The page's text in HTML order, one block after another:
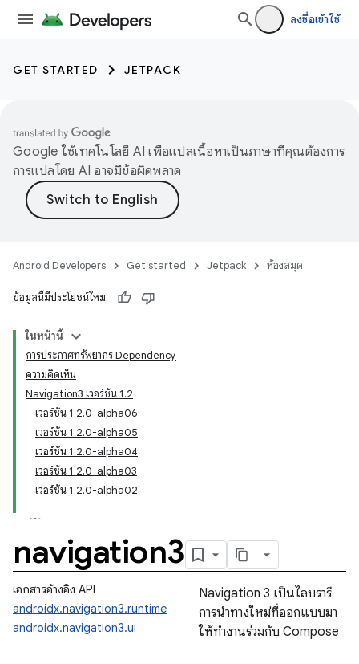
ลงชื่อเข้าใช้
GET STARTED JETPACK
Google ใช้เทคโนโลยี AI เพื่อแปลเนื้อหาเป็นภาษาที่คุณต้องการ
การแปลโดย AI อาจมีข้อผิดพลาด
Android Developers Get started Jetpack ห้องสมุด
ข้อมูลนี้มีประโยชน์ไหม
ในหน้านี้
การประกาศทรัพยากร Dependency
ความคิดเห็น
Navigation3 เวอร์ชัน 1.2
เวอร์ชัน 1.2.0-alpha06
เวอร์ชัน 1.2.0-alpha05
เวอร์ชัน 1.2.0-alpha04
เวอร์ชัน 1.2.0-alpha03
เวอร์ชัน 1.2.0-alpha02
navigation3
เอกสารอ้างอิง API
androidx.navigation3.runtime
androidx.navigation3.ui
Navigation 3 เป็นไลบรารี
การนำทางใหม่ที่ออกแบบมา
ให้ทำงานร่วมกับ Compose